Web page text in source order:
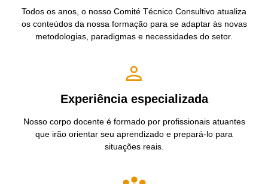
Todos os anos, o nosso Comité Técnico Consultivo atualiza
os conteúdos da nossa formação para se adaptar às novas
metodologias, paradigmas e necessidades do setor.
Experiência especializada
Nosso corpo docente é formado por profissionais atuantes
que irão orientar seu aprendizado e prepará-lo para
situações reais.